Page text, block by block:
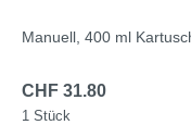
Manuell, 400 ml
CHF 31.80
1 Stück